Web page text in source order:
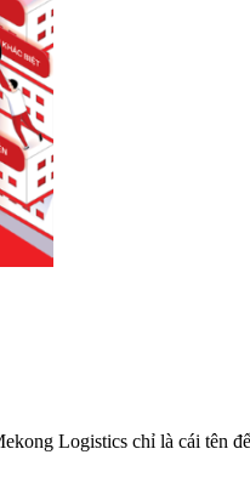
Logistics chỉ là cái tên